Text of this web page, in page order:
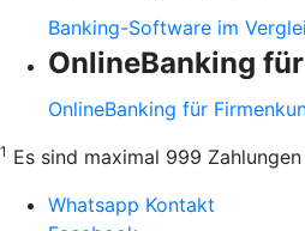
Banking-Software im
OnlineBanking
OnlineBanking für
1 Es sind maximal 999
Whatsapp Kontakt